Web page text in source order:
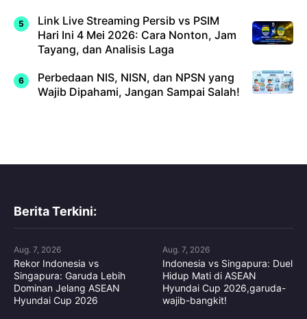
Link Live Streaming Persib vs PSIM
Hari Ini 4 Mei 2026: Cara Nonton, Jam
Tayang, dan Analisis Laga
Perbedaan NIS, NISN, dan NPSN yang
Wajib Dipahami, Jangan Sampai Salah!
Berita Terkini:
Aug. 7, 2026
Rekor Indonesia vs
Singapura: Garuda Lebih
Dominan Jelang ASEAN
Hyundai Cup 2026
Aug. 7, 2026
Indonesia vs Singapura: Duel
Hidup Mati di ASEAN
Hyundai Cup 2026,garuda-
wajib-bangkit!